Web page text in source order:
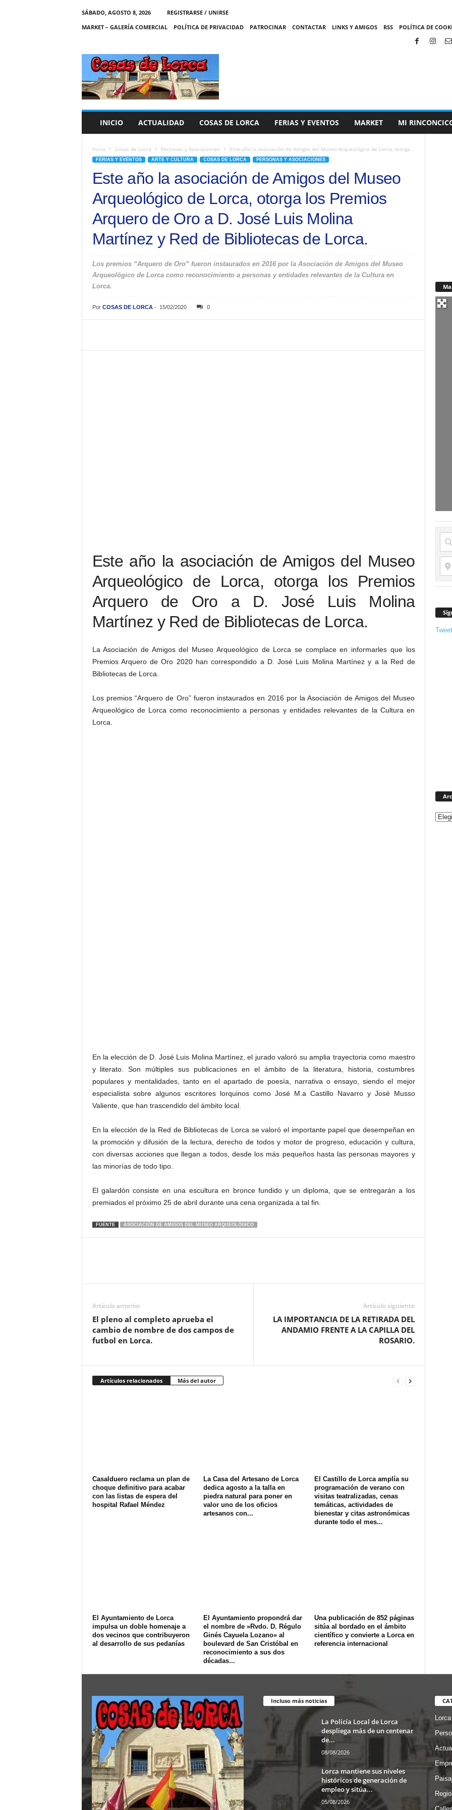
SÁBADO, AGOSTO 8, 2026
REGISTRARSE / UNIRSE
MARKET – GALERÍA COMERCIAL
POLÍTICA DE PRIVACIDAD PATROCINAR CONTACTAR LINKS Y AMIGOS RSS POLÍTICA DE
C
A
S
INICIO ACTUALIDAD COSAS DE LORCA FERIAS Y EVENTOS MARKET MI
Inicio Cosas de Lorca Personas y Asociaciones Este año la asociación de Amigos del Museo Arqueológico de Lorca, otorga...
FERIAS Y EVENTOS ARTE Y CULTURA COSAS DE LORCA PERSONAS Y ASOCIACIONES
Este año la asociación de Amigos del Museo
Arqueológico de Lorca, otorga los Premios
Arquero de Oro a D. José Luis Molina
Martínez y Red de Bibliotecas de Lorca.
Los premios “Arquero de Oro” fueron instaurados en 2016 por la Asociación de Amigos del Museo
Arqueológico de Lorca como reconocimiento a personas y entidades relevantes de la Cultura en
Lorca.
Por COSAS DE LORCA- 15/02/2020 0
Este año la asociación de Amigos del Museo
Arqueológico de Lorca, otorga los Premios
Arquero de Oro a D. José Luis Molina
Martínez y Red de Bibliotecas de Lorca.
La Asociación de Amigos del Museo Arqueológico de Lorca se complace en informarles que los
Premios Arquero de Oro 2020 han correspondido a D. José Luis Molina Martínez y a la Red de
Bibliotecas de Lorca.
Los premios “Arquero de Oro” fueron instaurados en 2016 por la Asociación de Amigos del Museo
Arqueológico de Lorca como reconocimiento a personas y entidades relevantes de la Cultura en
Lorca.
En la elección de D. José Luis Molina Martínez, el jurado valoró su amplia trayectoria como maestro
y literato. Son múltiples sus publicaciones en el ámbito de la literatura, historia, costumbres
populares y mentalidades, tanto en el apartado de poesía, narrativa o ensayo, siendo el mejor
especialista sobre algunos escritores lorquinos como José M.a Castillo Navarro y José Musso
Valiente, que han trascendido del ámbito local.
En la elección de la Red de Bibliotecas de Lorca se valoró el importante papel que desempeñan en
la promoción y difusión de la lectura, derecho de todos y motor de progreso, educación y cultura,
con diversas acciones que llegan a todos, desde los más pequeños hasta las personas mayores y
las minorías de todo tipo.
El galardón consiste en una escultura en bronce fundido y un diploma, que se entregarán a los
premiados el próximo 25 de abril durante una cena organizada a tal fin.
FUENTE ASOCIACIÓN DE AMIGOS DEL MUSEO ARQUEOLÓGICO
Artículo anterior
El pleno al completo aprueba el
cambio de nombre de dos campos de
futbol en Lorca.
Artículo siguiente
LA IMPORTANCIA DE LA RETIRADA DEL
ANDAMIO FRENTE A LA CAPILLA DEL
ROSARIO.
Artículos relacionados Más del autor
Casalduero reclama un plan de
choque definitivo para acabar
con las listas de espera del
hospital Rafael Méndez
La Casa del Artesano de Lorca
dedica agosto a la talla en
piedra natural para poner en
valor uno de los oficios
artesanos con...
El Castillo de Lorca amplía su
programación de verano con
visitas teatralizadas, cenas
temáticas, actividades de
bienestar y citas astronómicas
durante todo el mes...
El Ayuntamiento de Lorca
impulsa un doble homenaje a
dos vecinos que contribuyeron
al desarrollo de sus pedanías
El Ayuntamiento propondrá dar
el nombre de »Rvdo. D. Régulo
Ginés Cayuela Lozano» al
boulevard de San Cristóbal en
reconocimiento a sus dos
décadas...
Una publicación de 852 páginas
sitúa al bordado en el ámbito
científico y convierte a Lorca en
referencia internacional
Incluso más noticias
La Policía Local de Lorca
despliega más de un centenar
de...
08/08/2026
Lorca mantiene sus niveles
históricos de generación de
empleo y sitúa...
05/08/2026
Lorca